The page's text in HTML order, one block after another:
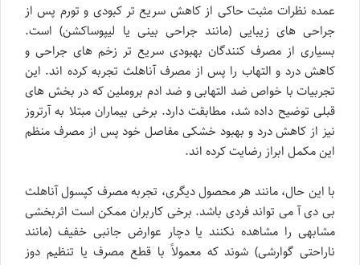
عمده نظرات مثبت حاکی از کاهش سریع تر کبودی و تورم پس از
جراحی های زیبایی (مانند جراحی بینی یا لیپوساکشن) است.
بسیاری از مصرف کنندگان بهبودی سریع تر زخم های جراحی و
کاهش درد و التهاب را پس از مصرف آناهلث تجربه کرده اند. این
تجربیات با خواص ضد التهابی و ضد ادم بروملین که در بخش های
قبلی توضیح داده شد، مطابقت دارد. برخی بیماران مبتلا به آرتروز
نیز از کاهش درد و بهبود خشکی مفاصل خود پس از مصرف منظم
این مکمل ابراز رضایت کرده اند.
با این حال، مانند هر محصول دیگری، تجربه مصرف کپسول آناهلث
بی دی آ می تواند فردی باشد. برخی کاربران ممکن است اثربخشی
مشابهی را مشاهده نکنند یا دچار عوارض جانبی خفیف (مانند
ناراحتی گوارشی) شوند که معمولاً با قطع مصرف یا تنظیم دوز